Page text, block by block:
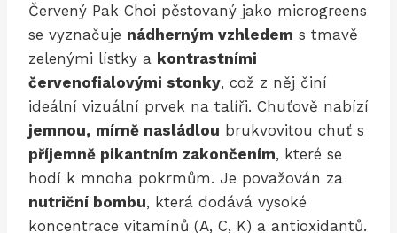
Červený Pak Choi pěstovaný jako microgreens
se vyznačuje nádherným vzhledem s tmavě
zelenými lístky a kontrastními
červenofialovými stonky, což z něj činí
ideální vizuální prvek na talíři. Chuťově nabízí
jemnou, mírně nasládlou brukvovitou chuť s
příjemně pikantním zakončením, které se
hodí k mnoha pokrmům. Je považován za
nutriční bombu, která dodává vysoké
koncentrace vitamínů (A, C, K) a antioxidantů.